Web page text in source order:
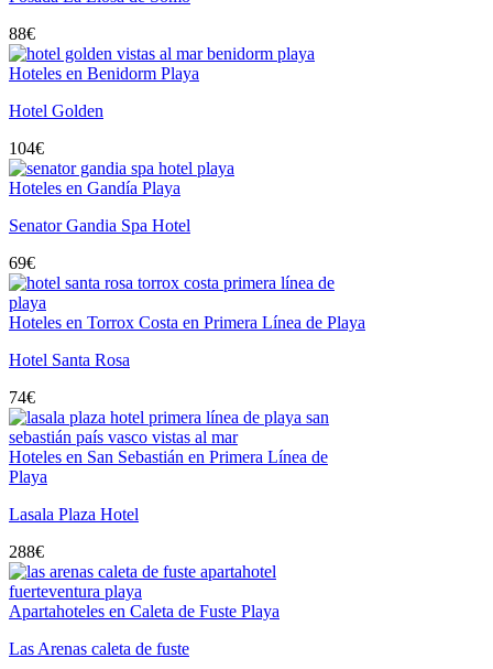
88€
Hoteles en Benidorm Playa
Hotel Golden
104€
Hoteles en Gandía Playa
Senator Gandia Spa Hotel
69€
Hoteles en Torrox Costa en Primera Línea de Playa
Hotel Santa Rosa
74€
Hoteles en San Sebastián en Primera Línea de
Playa
Lasala Plaza Hotel
288€
Apartahoteles en Caleta de Fuste Playa
Las Arenas caleta de fuste